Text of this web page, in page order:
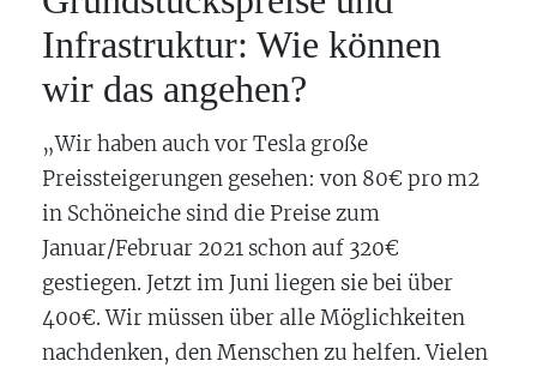
Infrastruktur: Wie können
wir das angehen?
„Wir haben auch vor Tesla große
Preissteigerungen gesehen: von 80€ pro m2
in Schöneiche sind die Preise zum
Januar/Februar 2021 schon auf 320€
gestiegen. Jetzt im Juni liegen sie bei über
400€. Wir müssen über alle Möglichkeiten
nachdenken, den Menschen zu helfen. Vielen